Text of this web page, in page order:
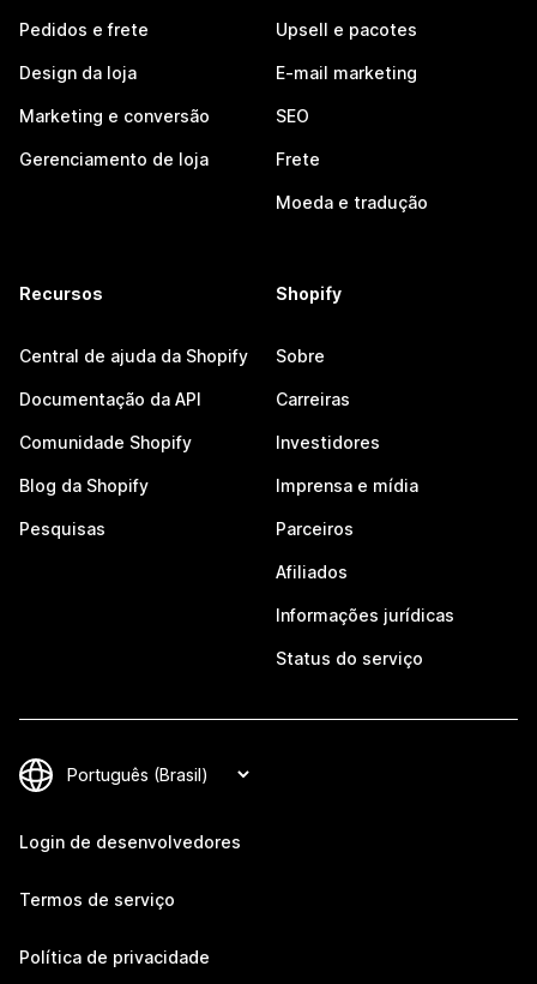
Pedidos e frete
Design da loja
Marketing e conversão
Gerenciamento de loja
Upsell e pacotes
E-mail marketing
SEO
Frete
Moeda e tradução
Recursos
Central de ajuda da Shopify
Documentação da API
Comunidade Shopify
Blog da Shopify
Pesquisas
Shopify
Sobre
Carreiras
Investidores
Imprensa e mídia
Parceiros
Afiliados
Informações jurídicas
Status do serviço
Login de desenvolvedores
Termos de serviço
Política de privacidade